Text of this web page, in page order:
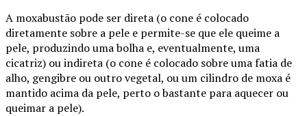
A moxabustão pode ser direta (o cone é colocado
diretamente sobre a pele e permite-se que ele queime a
pele, produzindo uma bolha e, eventualmente, uma
cicatriz) ou indireta (o cone é colocado sobre uma fatia de
alho, gengibre ou outro vegetal, ou um cilindro de moxa é
mantido acima da pele, perto o bastante para aquecer ou
queimar a pele).